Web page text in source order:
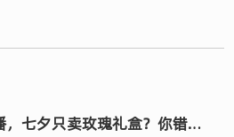
七夕只卖玫瑰礼盒？你错过